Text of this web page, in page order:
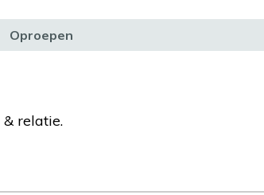
Oproepen
relatie.